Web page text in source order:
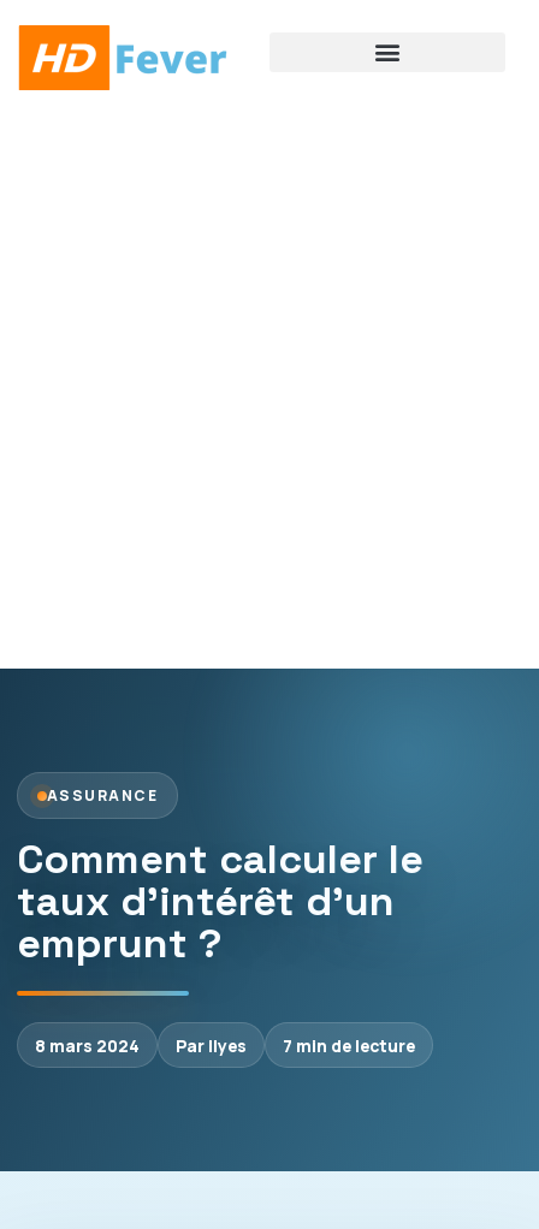
ASSURANCE
Comment calculer le
taux d’intérêt d’un
emprunt ?
8 mars 2024 Par Ilyes 7 min de lecture